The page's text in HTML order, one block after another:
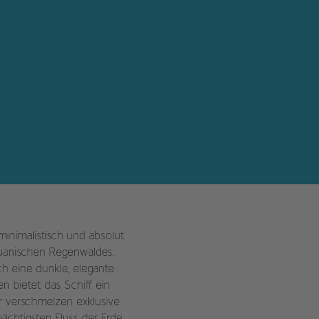
und absolut
Regenwaldes.
eine dunkle, elegante
bietet das Schiff ein
verschmelzen exklusive